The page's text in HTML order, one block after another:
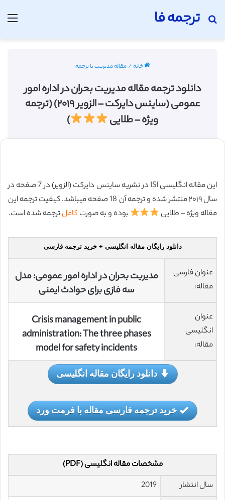
ترجمه فا
جستجو برای
خانه/مقاله مدیریت با ترجمه
دانلود ترجمه مقاله مدیریت بحران در اداره امور
عمومی (ساینس دایرکت – الزویر ۲۰۱۹) (ترجمه
ویژه – طلایی
)
این مقاله انگلیسی ISI در نشریه ساینس دایرکت (الزویر) در 7 صفحه در
سال ۲۰۱۹ منتشر شده و ترجمه آن 18 صفحه میباشد. کیفیت ترجمه این
مقاله ویژه – طلایی
بوده و به صورتکاملترجمه شده است.
دانلود رایگان مقاله انگلیسی + خرید ترجمه فارسی
عنوان فارسی
مقاله:
مدیریت بحران در اداره امور عمومی: مدل
سه فازی برای حوادث ایمنی
عنوان
انگلیسی
مقاله:
Crisis management in public
administration: The three phases
model for safety incidents
دانلود رایگان مقاله انگلیسی
خرید ترجمه فارسی مقاله با فرمت ورد
مشخصات مقاله انگلیسی (PDF)
سال انتشار
2019